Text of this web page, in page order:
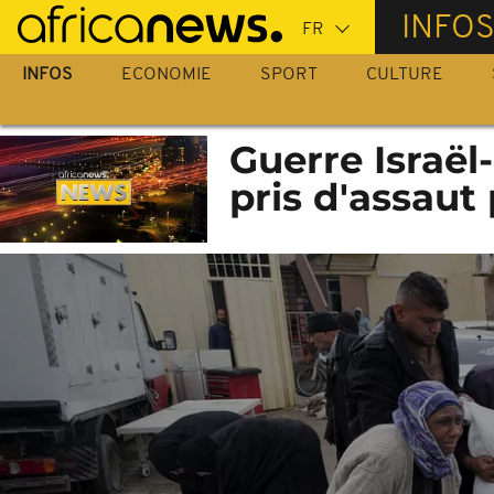
Passer
au
contenu
INFOS
INFOS ECONOMIE SPORT CULTURE
Guerre
pris d'assaut